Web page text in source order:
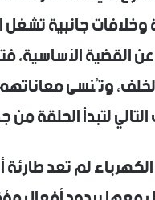
جانبية تشغل
القضية الأساسية،
وتُنسى
لتبدأ الحلقة من
لم تعد